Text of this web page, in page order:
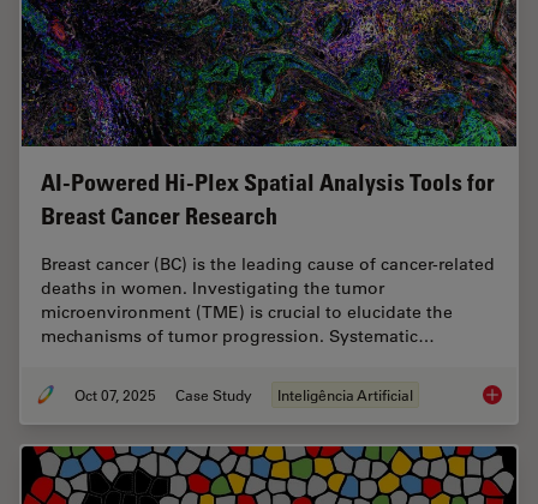
AI-Powered Hi-Plex Spatial Analysis Tools for
Breast Cancer Research
Breast cancer (BC) is the leading cause of cancer-related
deaths in women. Investigating the tumor
microenvironment (TME) is crucial to elucidate the
mechanisms of tumor progression. Systematic…
Oct 07, 2025 Case Study Inteligência Artificial AI-